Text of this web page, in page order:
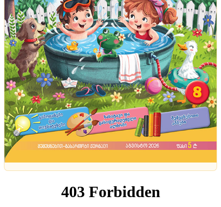
მოზაიკა
დაწყევლილი სასტუმრო, რომელსაც ათობით
იდუმალი სიკვდილი უკავშირდება - დანაშაულები
ამ დრომდე გაუხსნელია